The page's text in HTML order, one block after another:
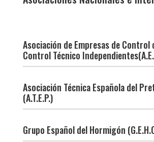
Asociación de Empresas de Control
Control Técnico
Asociación Técnica Española del
(A.T.E.P.)
Grupo Español del Hormigón